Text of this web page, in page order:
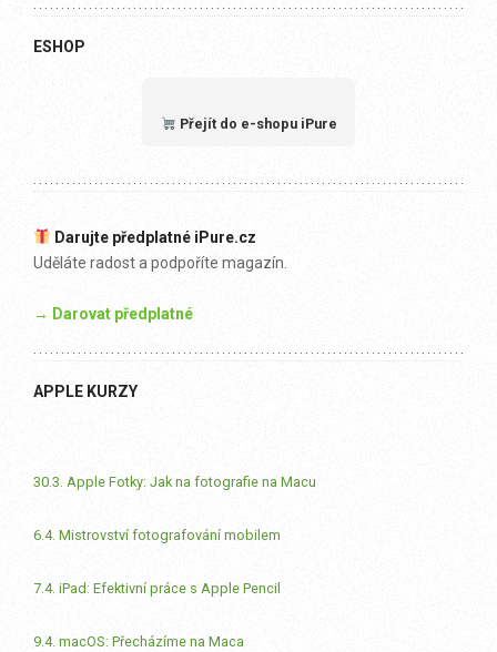
ESHOP
Přejít do e-shopu iPure
Darujte předplatné iPure.cz
Uděláte radost a podpoříte magazín.
→ Darovat předplatné
APPLE KURZY
30.3. Apple Fotky: Jak na fotografie na Macu
6.4. Mistrovství fotografování mobilem
7.4. iPad: Efektivní práce s Apple Pencil
9.4. macOS: Přecházíme na Maca